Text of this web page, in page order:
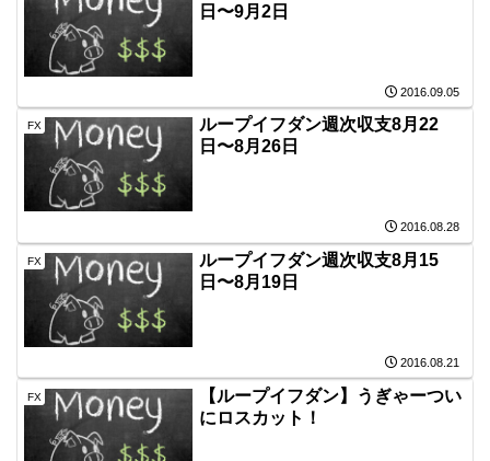
日〜9月2日
2016.09.05
FX
ループイフダン週次収支8月22
日〜8月26日
2016.08.28
FX
ループイフダン週次収支8月15
日〜8月19日
2016.08.21
FX
【ループイフダン】うぎゃーつい
にロスカット！